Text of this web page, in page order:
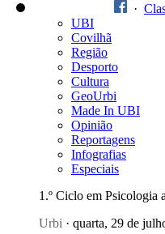
·
UBI
Covilhã
Região
Desporto
Cultura
GeoUrbi
Made In UBI
Opinião
Reportagens
Infografias
Especiais
1.º Ciclo em Psicologia
Urbi · quarta, 29 de